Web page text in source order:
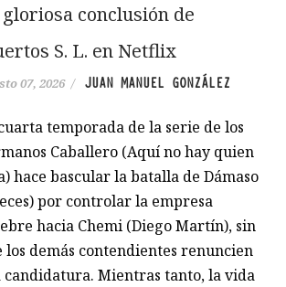
conclusión de
S. L. en Netflix
07, 2026 / JUAN MANUEL GONZÁLEZ
temporada de la serie de los
Caballero (Aquí no hay quien
hace bascular la batalla de Dámaso
por controlar la empresa
hacia Chemi (Diego Martín), sin
los demás contendientes renuncien
candidatura. Mientras tanto, la vida